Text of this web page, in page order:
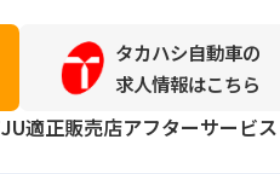
タカハシ自動車の
求人情報はこちら
JU適正販売店アフターサービス